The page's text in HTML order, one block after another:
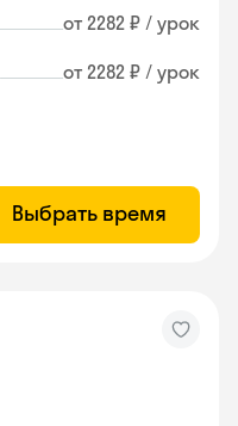
от 2282 ₽ / урок
от 2282 ₽ / урок
Выбрать время